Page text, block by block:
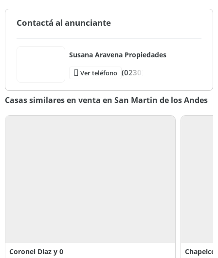
Contactá al anunciante
Susana Aravena Propiedades
Ver teléfono (0230)
Casas similares en venta en San Martin de los Andes
Coronel Diaz y 0 Chapelco